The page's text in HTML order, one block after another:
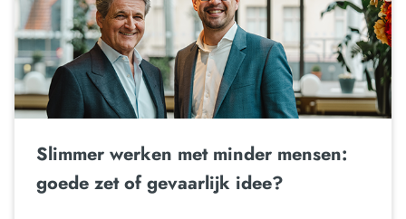
Slimmer werken met minder mensen:
goede zet of gevaarlijk idee?